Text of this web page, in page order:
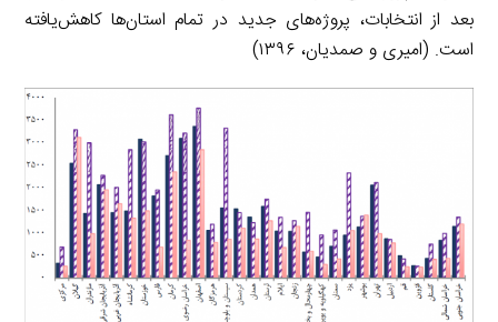
بعد از انتخابات، پروژه‌های جدید در تمام استان‌ها کاهش‌یافته
است. (امیری و صمدیان، ۱۳۹۶)